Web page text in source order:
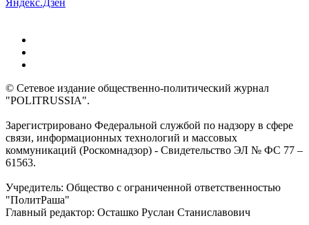
© Сетевое издание общественно-политический журнал
"POLITRUSSIA".
Зарегистрировано Федеральной службой по надзору в сфере
связи, информационных технологий и массовых
коммуникаций (Роскомнадзор) - Свидетельство ЭЛ № ФС 77 –
61563.
Учредитель: Общество с ограниченной ответственностью
"ПолитРаша"
Главный редактор: Осташко Руслан Станиславович